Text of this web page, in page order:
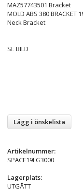
MAZ57743501 Bracket
MOLD ABS 380 BRACKET
Neck Bracket
SE BILD
Lägg i önskelista
Artikelnummer:
SPACE19LG3000
Lagerplats:
UTGÅTT